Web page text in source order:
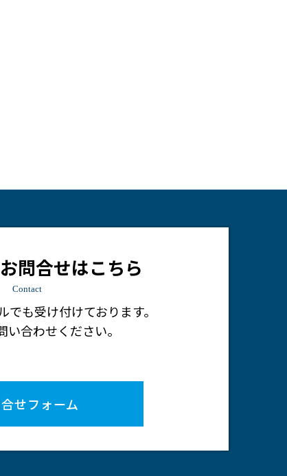
問合せはこちら
Contact
でも受け付けております。
い合わせください。
せフォーム